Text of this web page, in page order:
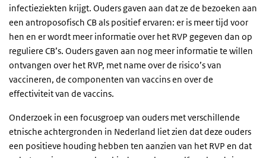
infectieziekten krijgt. Ouders gaven aan dat ze de bezoeken aan
een antroposofisch CB als positief ervaren: er is meer tijd voor
hen en er wordt meer informatie over het RVP gegeven dan op
reguliere CB’s. Ouders gaven aan nog meer informatie te willen
ontvangen over het RVP, met name over de risico’s van
vaccineren, de componenten van vaccins en over de
effectiviteit van de vaccins.
Onderzoek in een focusgroep van ouders met verschillende
etnische achtergronden in Nederland liet zien dat deze ouders
een positieve houding hebben ten aanzien van het RVP en dat